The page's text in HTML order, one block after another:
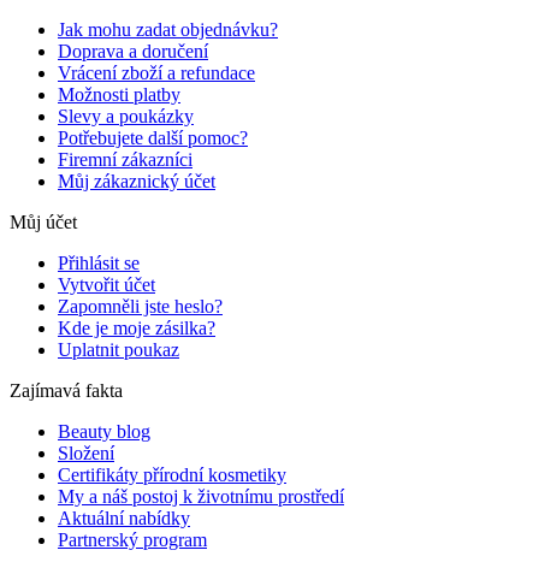
Jak mohu zadat objednávku?
Doprava a doručení
Vrácení zboží a refundace
Možnosti platby
Slevy a poukázky
Potřebujete další pomoc?
Firemní zákazníci
Můj zákaznický účet
Můj účet
Přihlásit se
Vytvořit účet
Zapomněli jste heslo?
Kde je moje zásilka?
Uplatnit poukaz
Zajímavá fakta
Beauty blog
Složení
Certifikáty přírodní kosmetiky
My a náš postoj k životnímu prostředí
Aktuální nabídky
Partnerský program